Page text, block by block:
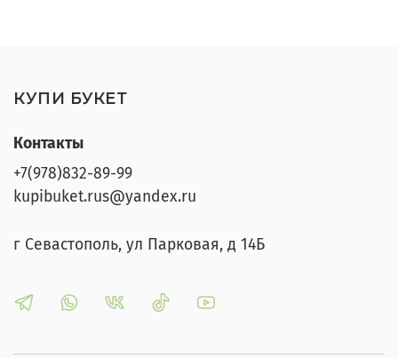
КУПИ БУКЕТ
Контакты
+7(978)832-89-99
kupibuket.rus@yandex.ru
г Севастополь, ул Парковая, д 14Б